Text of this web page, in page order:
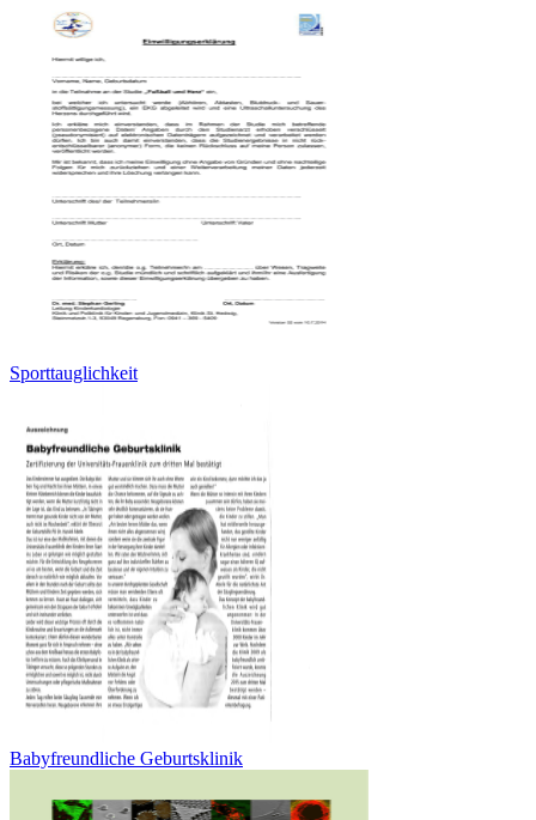
Sporttauglichkeit
Babyfreundliche Geburtsklinik